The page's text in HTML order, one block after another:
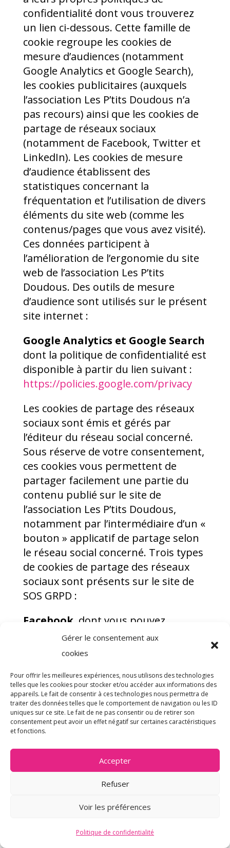
Gérer le consentement aux
cookies
Pour offrir les meilleures expériences, nous utilisons des technologies
telles que les cookies pour stocker et/ou accéder aux informations des
appareils. Le fait de consentir à ces technologies nous permettra de
traiter des données telles que le comportement de navigation ou les ID
uniques sur ce site. Le fait de ne pas consentir ou de retirer son
consentement peut avoir un effet négatif sur certaines caractéristiques
et fonctions.
Accepter
Refuser
Voir les préférences
Politique de confidentialité
confidentialité dont vous trouverez
un lien ci-dessous. Cette famille de
cookie regroupe les cookies de
mesure d’audiences (notamment
Google Analytics et Google Search),
les cookies publicitaires (auxquels
l’association Les P’tits Doudous n’a
pas recours) ainsi que les cookies de
partage de réseaux sociaux
(notamment de Facebook, Twitter et
LinkedIn). Les cookies de mesure
d’audience établissent des
statistiques concernant la
fréquentation et l’utilisation de divers
éléments du site web (comme les
contenus/pages que vous avez visité).
Ces données participent à
l’amélioration de l’ergonomie du site
web de l’association Les P’tits
Doudous. Des outils de mesure
d’audience sont utilisés sur le présent
site internet :
Google Analytics et Google Search
dont la politique de confidentialité est
disponible à partir du lien suivant :
https://policies.google.com/privacy
Les cookies de partage des réseaux
sociaux sont émis et gérés par
l’éditeur du réseau social concerné.
Sous réserve de votre consentement,
ces cookies vous permettent de
partager facilement une partie du
contenu publié sur le site de
l’association Les P’tits Doudous,
notamment par l’intermédiaire d’un «
bouton » applicatif de partage selon
le réseau social concerné. Trois types
de cookies de partage des réseaux
sociaux sont présents sur le site de
SOS GRPD :
Facebook, dont vous pouvez
consulter la politique en matière de
cookies en cliquant sur le lien suivant
fr.facebook.com/policies/cookies/
LinkedIn, dont vous trouverez la
politique relative aux cookies en
cliquant sur le lien suivant :
https://www.linkedin.com/legal/cooki
e-policy?_l=fr_FR
, dont vous trouverez les
restriction de l’utilisation des cookies
ainsi que la politique d’utilisation des